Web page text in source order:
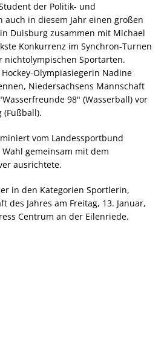
der Politik- und
auch in diesem Jahr einen großen
Duisburg zusammen mit Michael
Konkurrenz im Synchron-Turnen
nichtolympischen Sportarten.
Olympiasiegerin Nadine
Niedersachsens Mannschaft
98" (Wasserball) vor
(Fußball).
vom Landessportbund
gemeinsam mit dem
ausrichtete.
in den Kategorien Sportlerin,
des Jahres am Freitag, 13. Januar,
Centrum an der Eilenriede.